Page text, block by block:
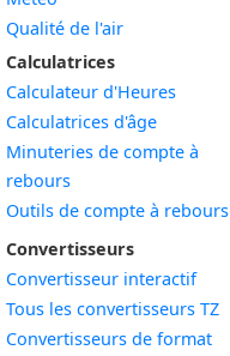
Qualité de l'air
Calculatrices
Calculateur d'Heures
Calculatrices d'âge
Minuteries de compte à
rebours
Outils de compte à rebours
Convertisseurs
Convertisseur interactif
Tous les convertisseurs TZ
Convertisseurs de format